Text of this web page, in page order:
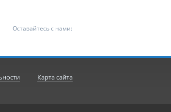
Оставайтесь с нами:
Карта сайта